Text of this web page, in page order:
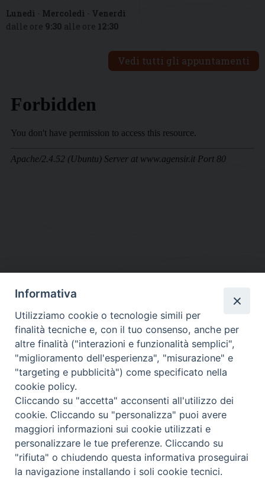
Lunedì - Mercoledì - Venerdì
dalle ore 9:30 alle ore 12:30
Vedi tutti gli appuntamenti
DIOCESI SUBURBICARIA DI ALBANO
Contatti:Tel.: 06.93268401 - Fax.: 06.9323844
E-mail:curia@diocesidialbano.it
Orari: dal Lunedì al Venerdì Ore: 9:00 - 13:00
Lunedì, Mercoledì e Venerdì, Ore 9:30 - 12:30
Diocesi Suburbicaria di Albano
Copyright © 2021
Informativa
Utilizziamo cookie o tecnologie simili per
finalità tecniche e, con il tuo consenso, anche per
altre finalità ("interazioni e funzionalità semplici",
"miglioramento dell'esperienza", "misurazione" e
"targeting e pubblicità") come specificato nella
cookie policy.
Cliccando su "accetta" acconsenti all'utilizzo dei
cookie. Cliccando su "personalizza" puoi avere
maggiori informazioni sui cookie utilizzati e
personalizzare le tue preferenze. Cliccando su
"rifiuta" o chiudendo questa informativa proseguirai
la navigazione installando i soli cookie tecnici.